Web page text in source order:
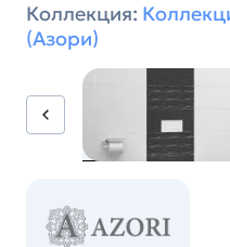
Коллекция:
(Азори)